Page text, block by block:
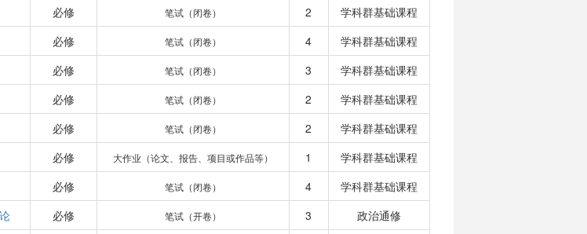
必修 笔试（闭卷） 2
学科群基础课程
必修 笔试（闭卷） 4
学科群基础课程
必修 笔试（闭卷） 3
学科群基础课程
必修 笔试（闭卷） 2
学科群基础课程
必修 笔试（闭卷） 2
学科群基础课程
必修 大作业（论文、报告、项目或作品等） 1
学科群基础课程
必修 笔试（闭卷） 4
学科群基础课程
必修 笔试（开卷） 3
政治通修